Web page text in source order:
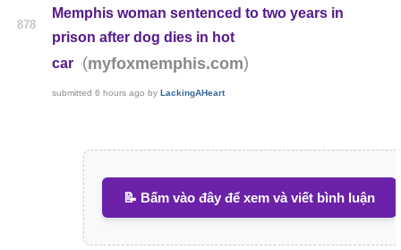
878
Memphis woman sentenced to two years in
prison after dog dies in hot
car
(myfoxmemphis.com)
submitted6 hours ago byLackingAHeart
📝 Bấm vào đây để xem và viết bình luận